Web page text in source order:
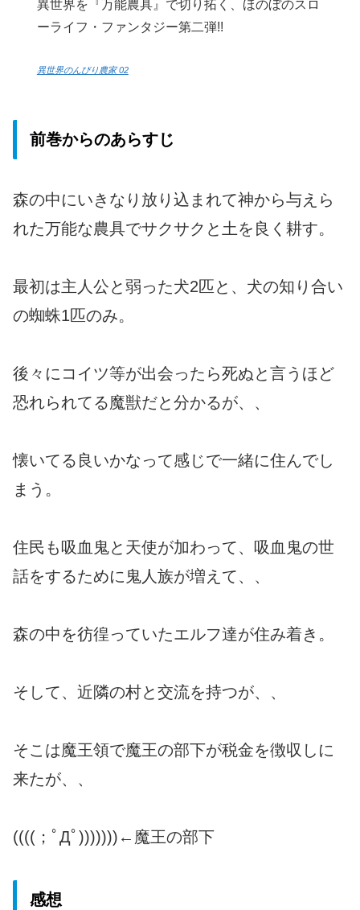
異世界を『万能農具』で切り拓く、ほのぼのスロ
ーライフ・ファンタジー第二弾!!
異世界のんびり農家 02
前巻からのあらすじ
森の中にいきなり放り込まれて神から与えら
れた万能な農具でサクサクと土を良く耕す。
最初は主人公と弱った犬2匹と、犬の知り合い
の蜘蛛1匹のみ。
後々にコイツ等が出会ったら死ぬと言うほど
恐れられてる魔獣だと分かるが、、
懐いてる良いかなって感じで一緒に住んでし
まう。
住民も吸血鬼と天使が加わって、吸血鬼の世
話をするために鬼人族が増えて、、
森の中を彷徨っていたエルフ達が住み着き。
そして、近隣の村と交流を持つが、、
そこは魔王領で魔王の部下が税金を徴収しに
来たが、、
((((；ﾟДﾟ)))))))←魔王の部下
感想